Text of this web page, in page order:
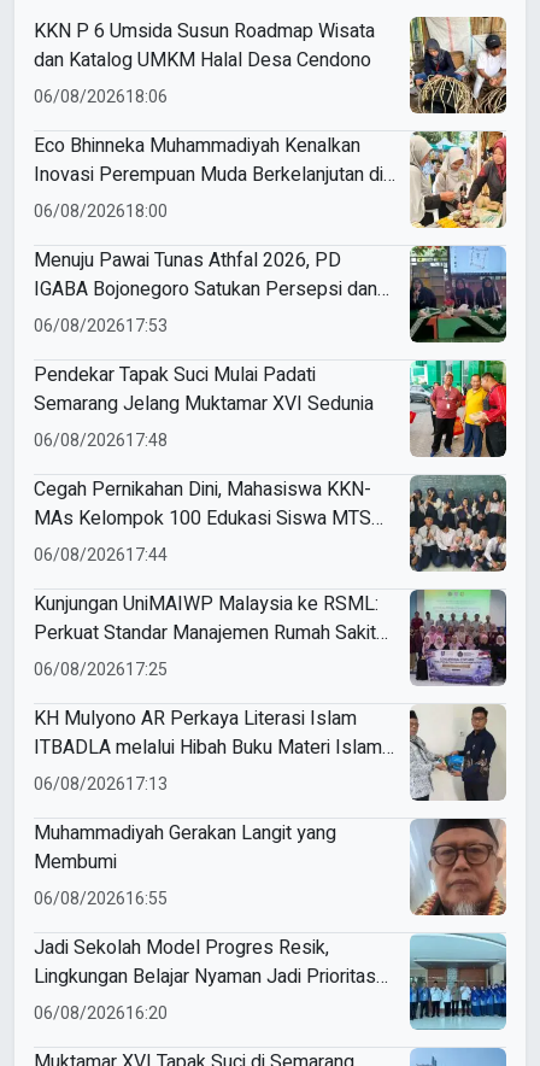
KKN P 6 Umsida Susun Roadmap Wisata
dan Katalog UMKM Halal Desa Cendono
06/08/202618:06
Eco Bhinneka Muhammadiyah Kenalkan
Inovasi Perempuan Muda Berkelanjutan di
Muktamar Nasyiatul Aisyiyah
06/08/202618:00
Menuju Pawai Tunas Athfal 2026, PD
IGABA Bojonegoro Satukan Persepsi dan
Utamakan Keselamatan Anak
06/08/202617:53
Pendekar Tapak Suci Mulai Padati
Semarang Jelang Muktamar XVI Sedunia
06/08/202617:48
Cegah Pernikahan Dini, Mahasiswa KKN-
MAs Kelompok 100 Edukasi Siswa MTS
Miftahul Ulum Tawangsari
06/08/202617:44
Kunjungan UniMAIWP Malaysia ke RSML:
Perkuat Standar Manajemen Rumah Sakit
Syariah
06/08/202617:25
KH Mulyono AR Perkaya Literasi Islam
ITBADLA melalui Hibah Buku Materi Islam
5 Jilid
06/08/202617:13
Muhammadiyah Gerakan Langit yang
Membumi
06/08/202616:55
Jadi Sekolah Model Progres Resik,
Lingkungan Belajar Nyaman Jadi Prioritas
Smamio Gresik
06/08/202616:20